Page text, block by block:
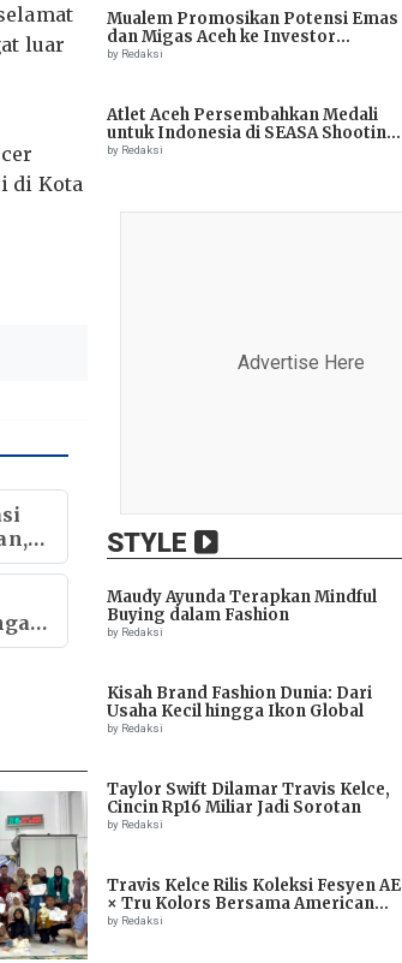
luar
di Kota
Mualem Promosikan Potensi Emas
dan Migas Aceh ke Investor
Tiongkok
by Redaksi
Atlet Aceh Persembahkan Medali
untuk Indonesia di SEASA Shooting
Championship 2025
by Redaksi
Advertise Here
STYLE
Maudy Ayunda Terapkan Mindful
Buying dalam Fashion
by Redaksi
Kisah Brand Fashion Dunia: Dari
Usaha Kecil hingga Ikon Global
by Redaksi
Taylor Swift Dilamar Travis Kelce,
Cincin Rp16 Miliar Jadi Sorotan
by Redaksi
Travis Kelce Rilis Koleksi Fesyen AE
× Tru Kolors Bersama American
Eagle
by Redaksi